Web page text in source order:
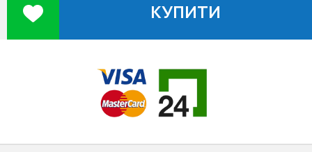
КУПИТИ